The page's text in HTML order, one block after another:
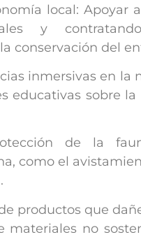
local: Apoyar
y
conservación del
inmersivas en la
educativas sobre
de la
como el
productos que
materiales no